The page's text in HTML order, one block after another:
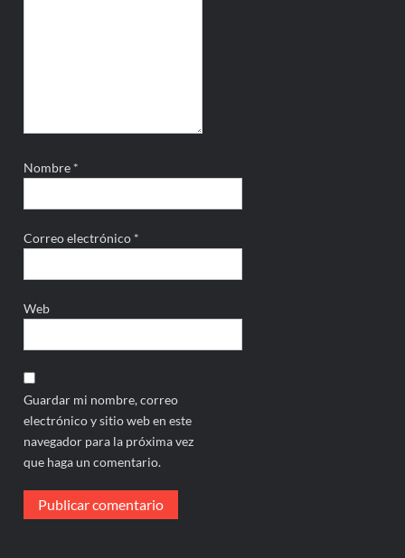
Nombre *
Correo electrónico *
Web
Guardar mi nombre, correo
electrónico y sitio web en este
navegador para la próxima vez
que haga un comentario.